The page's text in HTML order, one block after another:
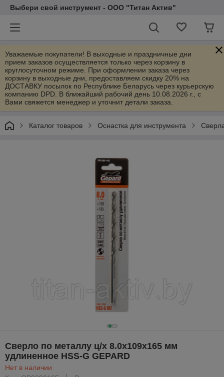
Выбери свой инструмент - ООО "Титан Актив"
Уважаемые покупатели! В выходные и праздничные дни
прием заказов осуществляется только через корзину в
круглосуточном режиме. При оформлении заказа через
корзину в выходные дни, предоставляем скидку 20% на
ДОСТАВКУ посылок по Республике Беларусь через курьерскую
компанию DPD. В ближайший рабочий день 10.08.2026 г., с
Вами свяжется менеджер и уточнит детали заказа.
Каталог товаров Оснастка для инструмента
Сверло по металлу ц/х 8.0х109х165 мм
удлиненное HSS-G GEPARD
Нет в наличии